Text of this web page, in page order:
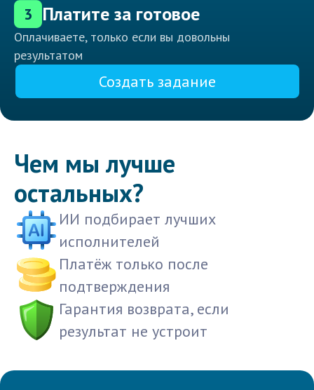
3 Платите за готовое
Оплачиваете, только если вы довольны
результатом
Создать задание
Чем мы лучше
остальных?
ИИ подбирает лучших
исполнителей
Платёж только после
подтверждения
Гарантия возврата, если
результат не устроит